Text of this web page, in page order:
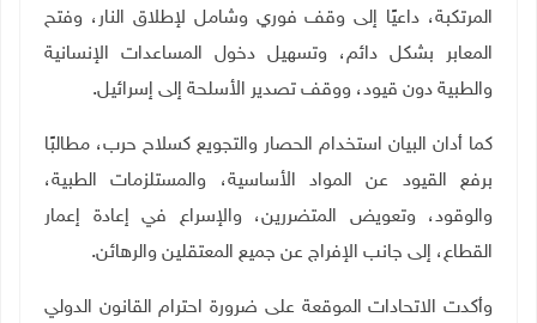
المرتكبة، داعيًا إلى وقف فوري وشامل لإطلاق النار، وفتح
المعابر بشكل دائم، وتسهيل دخول المساعدات الإنسانية
والطبية دون قيود، ووقف تصدير الأسلحة إلى إسرائيل.
كما أدان البيان استخدام الحصار والتجويع كسلاح حرب، مطالبًا
برفع القيود عن المواد الأساسية، والمستلزمات الطبية،
والوقود، وتعويض المتضررين، والإسراع في إعادة إعمار
القطاع، إلى جانب الإفراج عن جميع المعتقلين والرهائن.
وأكدت الاتحادات الموقعة على ضرورة احترام القانون الدولي